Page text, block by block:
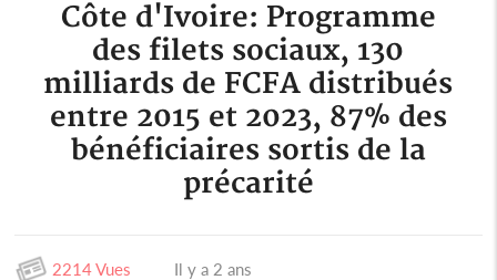
Côte d'Ivoire: Programme
des filets sociaux, 130
milliards de FCFA distribués
entre 2015 et 2023, 87% des
bénéficiaires sortis de la
précarité
2214 Vues Il y a 2 ans